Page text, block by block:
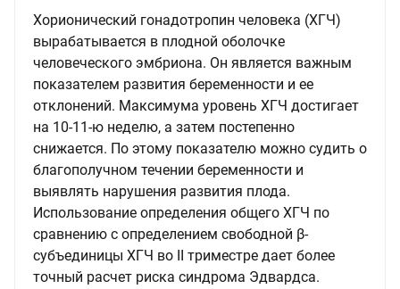
Хорионический гонадотропин человека (ХГЧ)
вырабатывается в плодной оболочке
человеческого эмбриона. Он является важным
показателем развития беременности и ее
отклонений. Максимума уровень ХГЧ достигает
на 10-11-ю неделю, а затем постепенно
снижается. По этому показателю можно судить о
благополучном течении беременности и
выявлять нарушения развития плода.
Использование определения общего ХГЧ по
сравнению с определением свободной β-
субъединицы ХГЧ во II триместре дает более
точный расчет риска синдрома Эдвардса.